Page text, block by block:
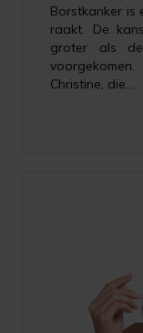
Borstkanker is
raakt. De
groter als
Christine, die...